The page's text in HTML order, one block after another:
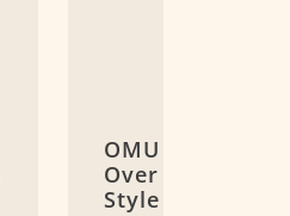
OMU Singapore
Over Ooey-
Style Omelette